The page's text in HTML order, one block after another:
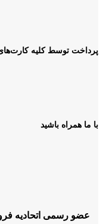
پرداخت توسط کلیه
با ما همراه باشید
عضو رسمی اتحادیه